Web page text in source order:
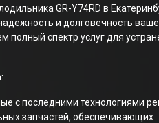
GR-Y74RD в
и долговечность
полный спектр услуг для
с последними технологиями
запчастей, обеспечивающих